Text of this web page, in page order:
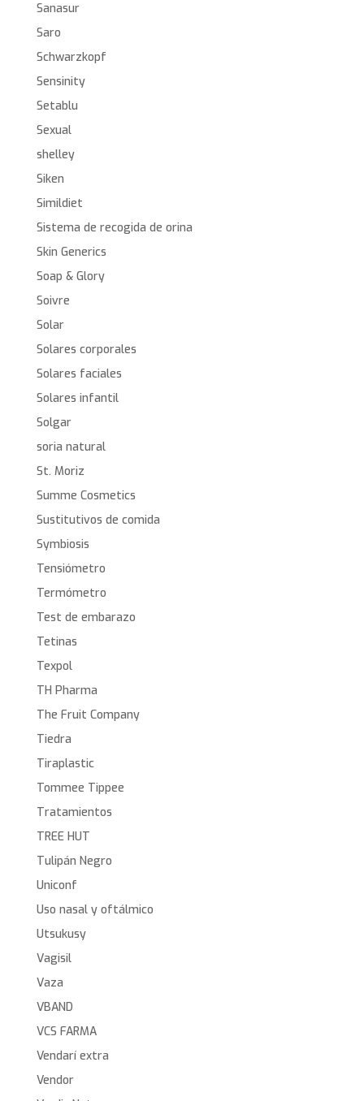
Sanasur
Saro
Schwarzkopf
Sensinity
Setablu
Sexual
shelley
Siken
Simildiet
Sistema de recogida de orina
Skin Generics
Soap & Glory
Soivre
Solar
Solares corporales
Solares faciales
Solares infantil
Solgar
soria natural
St. Moriz
Summe Cosmetics
Sustitutivos de comida
Symbiosis
Tensiómetro
Termómetro
Test de embarazo
Tetinas
Texpol
TH Pharma
The Fruit Company
Tiedra
Tiraplastic
Tommee Tippee
Tratamientos
TREE HUT
Tulipán Negro
Uniconf
Uso nasal y oftálmico
Utsukusy
Vagisil
Vaza
VBAND
VCS FARMA
Vendarí extra
Vendor